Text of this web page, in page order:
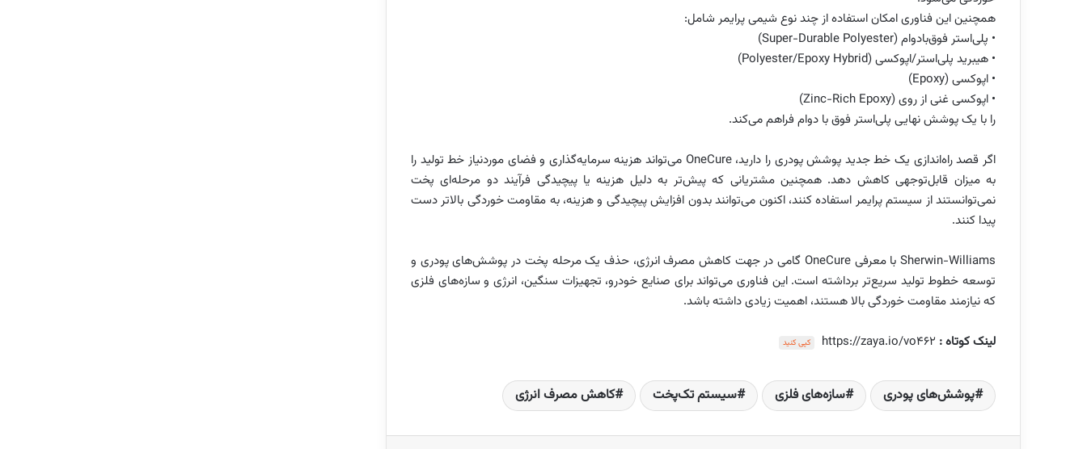
همچنین این فناوری امکان استفاده از چند نوع شیمی پرایمر شامل:
• پلی‌استر فوق‌بادوام (Super-Durable Polyester)
• هیبرید پلی‌استر/اپوکسی (Polyester/Epoxy Hybrid)
• اپوکسی (Epoxy)
• اپوکسی غنی از روی (Zinc-Rich Epoxy)
را با یک پوشش نهایی پلی‌استر فوق با ‌دوام فراهم می‌کند.
اگر قصد راه‌اندازی یک خط جدید پوشش پودری را دارید، OneCure می‌تواند هزینه سرمایه‌گذاری و فضای موردنیاز خط تولید را
به میزان قابل‌توجهی کاهش دهد. همچنین مشتریانی که پیش‌تر به دلیل هزینه یا پیچیدگی فرآیند دو مرحله‌ای پخت
نمی‌توانستند از سیستم پرایمر استفاده کنند، اکنون می‌توانند بدون افزایش پیچیدگی و هزینه، به مقاومت خوردگی بالاتر دست
پیدا کنند.
Sherwin-Williams با معرفی OneCure گامی در جهت کاهش مصرف انرژی، حذف یک مرحله پخت در پوشش‌های پودری و
توسعه خطوط تولید سریع‌تر برداشته است. این فناوری می‌تواند برای صنایع خودرو، تجهیزات سنگین، انرژی و سازه‌های فلزی
که نیازمند مقاومت خوردگی بالا هستند، اهمیت زیادی داشته باشد.
لینک کوتاه : https://zaya.io/vo462 کپی کنید
پوشش‌های پودری سازه‌های فلزی سیستم تک‌پخت کاهش مصرف انرژی